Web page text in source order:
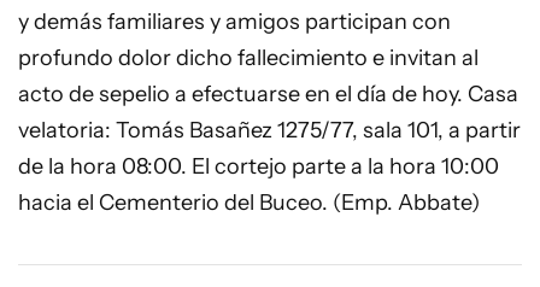
y demás familiares y amigos participan con
profundo dolor dicho fallecimiento e invitan al
acto de sepelio a efectuarse en el día de hoy. Casa
velatoria: Tomás Basañez 1275/77, sala 101, a partir
de la hora 08:00. El cortejo parte a la hora 10:00
hacia el Cementerio del Buceo. (Emp. Abbate)